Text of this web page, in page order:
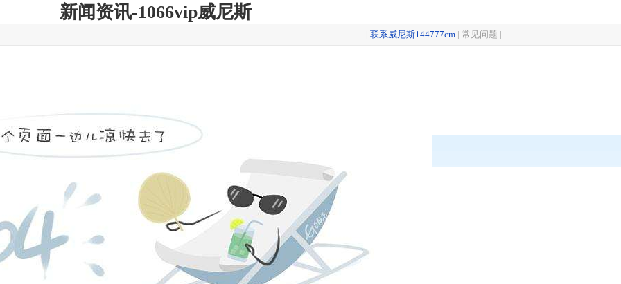
新闻资讯-1066vip威尼斯
| 联系威尼斯144777cm | 常见问题 |